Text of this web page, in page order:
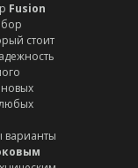
Fusion
стоит
варианты